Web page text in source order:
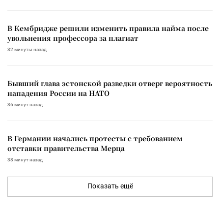
В Кембридже решили изменить правила найма после
увольнения профессора за плагиат
32 минуты назад
Бывший глава эстонской разведки отверг вероятность
нападения России на НАТО
36 минут назад
В Германии начались протесты с требованием
отставки правительства Мерца
38 минут назад
Показать ещё